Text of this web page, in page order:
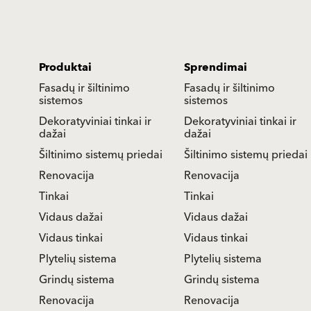
Tooted
Fassaadi- ja
isolatsioonisüsteemid
Dekoratiivsed krohvid ja
värvid
Isolatsioonisüsteemi
tarvikud
Renoveerimine
Pole tänu väärt.
Sisevärv
Sisekrohvid
Plaatide süsteem
Põrandasüsteem
Lahendused
Fassaadi- ja
isolatsioonisüsteemid
Dekoratiivsed krohvid ja
värvid
Isolatsioonisüsteemi
tarvikud
Renoveerimine
Pole tänu väärt.
Sisevärv
Sisekrohvid
Plaatide süsteem
Põrandasüsteem